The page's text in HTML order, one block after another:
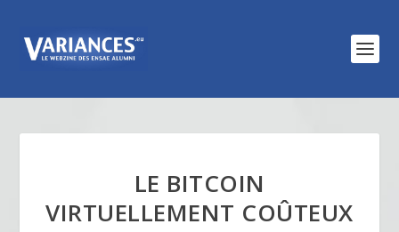
LE BITCOIN
VIRTUELLEMENT COÛTEUX